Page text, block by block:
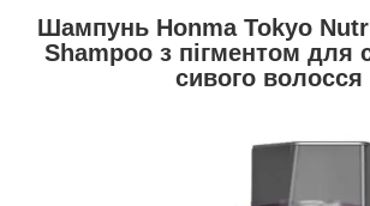
Шампунь Honma Tokyo
Shampoo з пігментом для
сивого волосся